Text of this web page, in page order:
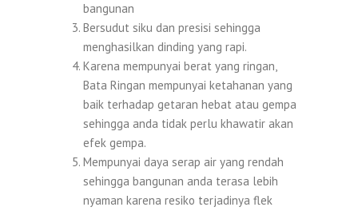
bangunan
Bersudut siku dan presisi sehingga
menghasilkan dinding yang rapi.
Karena mempunyai berat yang ringan,
Bata Ringan mempunyai ketahanan yang
baik terhadap getaran hebat atau gempa
sehingga anda tidak perlu khawatir akan
efek gempa.
Mempunyai daya serap air yang rendah
sehingga bangunan anda terasa lebih
nyaman karena resiko terjadinya flek